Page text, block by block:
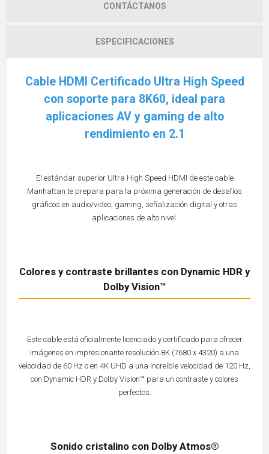
CONTÁCTANOS
ESPECIFICACIONES
Cable HDMI Certificado Ultra High Speed
con soporte para 8K60, ideal para
aplicaciones AV y gaming de alto
rendimiento en 2.1
El estándar superior Ultra High Speed HDMI de este cable
Manhattan te prepara para la próxima generación de desafíos
gráficos en audio/video, gaming, señalización digital y otras
aplicaciones de alto nivel.
Colores y contraste brillantes con Dynamic HDR y
Dolby Vision™
Este cable está oficialmente licenciado y certificado para ofrecer
imágenes en impresionante resolución 8K (7680 x 4320) a una
velocidad de 60 Hz o en 4K UHD a una increíble velocidad de 120 Hz,
con Dynamic HDR y Dolby Vision™ para un contraste y colores
perfectos.
Sonido cristalino con Dolby Atmos®